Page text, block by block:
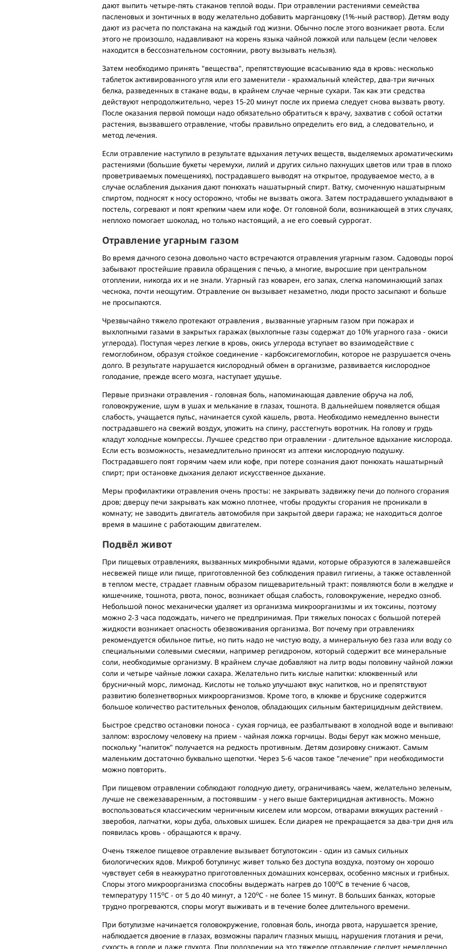
дают выпить четыре-пять стаканов теплой воды. При отравлении растениями семейства
пасленовых и зонтичных в воду желательно добавить марганцовку (1%-ный раствор). Детям воду
дают из расчета по полстакана на каждый год жизни. Обычно после этого возникает рвота. Если
этого не произошло, надавливают на корень языка чайной ложкой или пальцем (если человек
находится в бессознательном состоянии, рвоту вызывать нельзя).
Затем необходимо принять "вещества", препятствующие всасыванию яда в кровь: несколько
таблеток активированного угля или его заменители - крахмальный клейстер, два-три яичных
белка, разведенных в стакане воды, в крайнем случае черные сухари. Так как эти средства
действуют непродолжительно, через 15-20 минут после их приема следует снова вызвать рвоту.
После оказания первой помощи надо обязательно обратиться к врачу, захватив с собой остатки
растения, вызвавшего отравление, чтобы правильно определить его вид, а следовательно, и
метод лечения.
Если отравление наступило в результате вдыхания летучих веществ, выделяемых
растениями (большие букеты черемухи, лилий и других сильно пахнущих цветов или трав в плохо
проветриваемых помещениях), пострадавшего выводят на открытое, продуваемое место, а в
случае ослабления дыхания дают понюхать нашатырный спирт. Ватку, смоченную нашатырным
спиртом, подносят к носу осторожно, чтобы не вызвать ожога. Затем пострадавшего укладывают в
постель, согревают и поят крепким чаем или кофе. От головной боли, возникающей в этих случаях,
неплохо помогает шоколад, но только настоящий, а не его соевый суррогат.
Отравление угарным газом
Во время дачного сезона довольно часто встречаются отравления угарным газом. Садоводы
забывают простейшие правила обращения с печью, а многие, выросшие при центральном
отоплении, никогда их и не знали. Угарный газ коварен, его запах, слегка напоминающий запах
чеснока, почти неощутим. Отравление он вызывает незаметно, люди просто засыпают и больше
не просыпаются.
Чрезвычайно тяжело протекают отравления , вызванные угарным газом при пожарах и
выхлопными газами в закрытых гаражах (выхлопные газы содержат до 10% угарного газа - окиси
углерода). Поступая через легкие в кровь, окись углерода вступает во взаимодействие с
гемоглобином, образуя стойкое соединение - карбоксигемоглобин, которое не разрушается очень
долго. В результате нарушается кислородный обмен в организме, развивается кислородное
голодание, прежде всего мозга, наступает удушье.
Первые признаки отравления - головная боль, напоминающая давление обруча на лоб,
головокружение, шум в ушах и мелькание в глазах, тошнота. В дальнейшем появляется общая
слабость, учащается пульс, начинается сухой кашель, рвота. Необходимо немедленно вынести
пострадавшего на свежий воздух, уложить на спину, расстегнуть воротник. На голову и грудь
кладут холодные компрессы. Лучшее средство при отравлении - длительное вдыхание кислорода.
Если есть возможность, незамедлительно приносят из аптеки кислородную подушку.
Пострадавшего поят горячим чаем или кофе, при потере сознания дают понюхать нашатырный
спирт; при остановке дыхания делают искусственное дыхание.
Меры профилактики отравления очень просты: не закрывать задвижку печи до полного сгорания
дров; дверцу печи закрывать как можно плотнее, чтобы продукты сгорания не проникали в
комнату; не заводить двигатель автомобиля при закрытой двери гаража; не находиться долгое
время в машине с работающим двигателем.
Подвёл живот
При пищевых отравлениях, вызванных микробными ядами, которые образуются в залежавшейся
несвежей пище или пище, приготовленной без соблюдения правил гигиены, а также оставленной
в теплом месте, страдает главным образом пищеварительный тракт: появляются боли в желудке и
кишечнике, тошнота, рвота, понос, возникает общая слабость, головокружение, нередко озноб.
Небольшой понос механически удаляет из организма микроорганизмы и их токсины, поэтому
можно 2-3 часа подождать, ничего не предпринимая. При тяжелых поносах с большой потерей
жидкости возникает опасность обезвоживания организма. Вот почему при отравлениях
рекомендуется обильное питье, но пить надо не чистую воду, а минеральную без газа или воду со
специальными солевыми смесями, например регидроном, который содержит все минеральные
соли, необходимые организму. В крайнем случае добавляют на литр воды половину чайной ложки
соли и четыре чайные ложки сахара. Желательно пить кислые напитки: клюквенный или
брусничный морс, лимонад. Кислоты не только улучшают вкус напитков, но и препятствуют
развитию болезнетворных микроорганизмов. Кроме того, в клюкве и бруснике содержится
большое количество растительных фенолов, обладающих сильным бактерицидным действием.
Быстрое средство остановки поноса - сухая горчица, ее разбалтывают в холодной воде и
залпом: взрослому человеку на прием - чайная ложка горчицы. Воды берут как можно меньше,
поскольку "напиток" получается на редкость противным. Детям дозировку снижают. Самым
маленьким достаточно буквально щепотки. Через 5-6 часов такое "лечение" при необходимости
можно повторить.
При пищевом отравлении соблюдают голодную диету, ограничиваясь чаем, желательно зеленым,
лучше не свежезаваренным, а постоявшим - у него выше бактерицидная активность. Можно
воспользоваться классическим черничным киселем или морсом, отварами вяжущих растений -
зверобоя, лапчатки, коры дуба, ольховых шишек. Если диарея не прекращается за два-три дня
появилась кровь - обращаются к врачу.
Очень тяжелое пищевое отравление вызывает ботулотоксин - один из самых сильных
биологических ядов. Микроб ботулинус живет только без доступа воздуха, поэтому он хорошо
чувствует себя в неаккуратно приготовленных домашних консервах, особенно мясных и грибных.
Споры этого микроорганизма способны выдержать нагрев до 100оС в течение 6 часов,
температуру 115оС - от 5 до 40 минут, а 120оС - не более 15 минут. В больших банках, которые
трудно прогреваются, споры могут выживать и в течение более длительного времени.
При ботулизме начинается головокружение, головная боль, иногда рвота, нарушается зрение,
наблюдается двоение в глазах, возможны паралич глазных мышц, нарушения глотания и речи,
сухость в горле и даже глухота. При подозрении на это тяжелое отравление следует немедленно